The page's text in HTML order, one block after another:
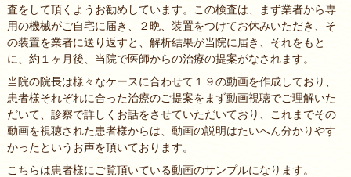
査をして頂くようお勧めしています。この検査は、まず業者から専
用の機械がご自宅に届き、２晩、装置をつけてお休みいただき、そ
の装置を業者に送り返すと、解析結果が当院に届き、それをもと
に、約１ヶ月後、当院で医師からの治療の提案がなされます。
当院の院長は様々なケースに合わせて１９の動画を作成しており、
患者様それぞれに合った治療のご提案をまず動画視聴でご理解いた
だいて、診察で詳しくお話をさせていただいており、これまでその
動画を視聴された患者様からは、動画の説明はたいへん分かりやす
かったというお声を頂いております。
こちらは患者様にご覧頂いている動画のサンプルになります。